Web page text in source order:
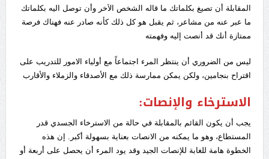
المقابلة أن تصيغ بكلماتك ما قاله الشخص الاَخر وأن توصل اليه بكلماتك
ما عبر عنه من مشاعر، ثم يقبل هو كل ذلك كأنه صادر عنه فهناك فرصة
ممتازة أنك قد أنصت إليه وفهمته
ليس من الضروري أن ينتظر المرء اجتماعاً مع أولياء الامور للتدريب على
اقتراح بنجامين، ولكن يمكن ممارسة ذلك مع الأصدقاء والزملاء والأقارب
الاسترخاء والإنصات:
يجب أن يكون القائم بالمقابلة في حالة من الاسترخاء الجسدي قدر
المستطاع، وهو ما يمكنه من الانصات بعناية بسهولة أكبر. إن هذه
الخطوة هامة للغابة للإنصات الجيد وقد يود المرء أن يحصل على أربعة أو